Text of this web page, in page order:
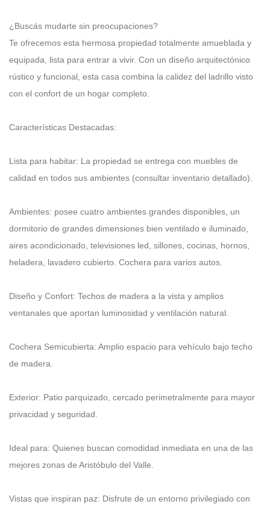
¿Buscás mudarte sin preocupaciones?
Te ofrecemos esta hermosa propiedad totalmente amueblada y
equipada, lista para entrar a vivir. Con un diseño arquitectónico
rústico y funcional, esta casa combina la calidez del ladrillo visto
con el confort de un hogar completo.
Características Destacadas:
Lista para habitar: La propiedad se entrega con muebles de
calidad en todos sus ambientes (consultar inventario detallado).
Ambientes: posee cuatro ambientes grandes disponibles, un
dormitorio de grandes dimensiones bien ventilado e iluminado,
aires acondicionado, televisiones led, sillones, cocinas, hornos,
heladera, lavadero cubierto. Cochera para varios autos.
Diseño y Confort: Techos de madera a la vista y amplios
ventanales que aportan luminosidad y ventilación natural.
Cochera Semicubierta: Amplio espacio para vehículo bajo techo
de madera.
Exterior: Patio parquizado, cercado perimetralmente para mayor
privacidad y seguridad.
Ideal para: Quienes buscan comodidad inmediata en una de las
mejores zonas de Aristóbulo del Valle.
Vistas que inspiran paz: Disfrute de un entorno privilegiado con